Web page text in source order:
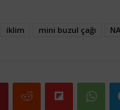
iklim mini buzul çağı